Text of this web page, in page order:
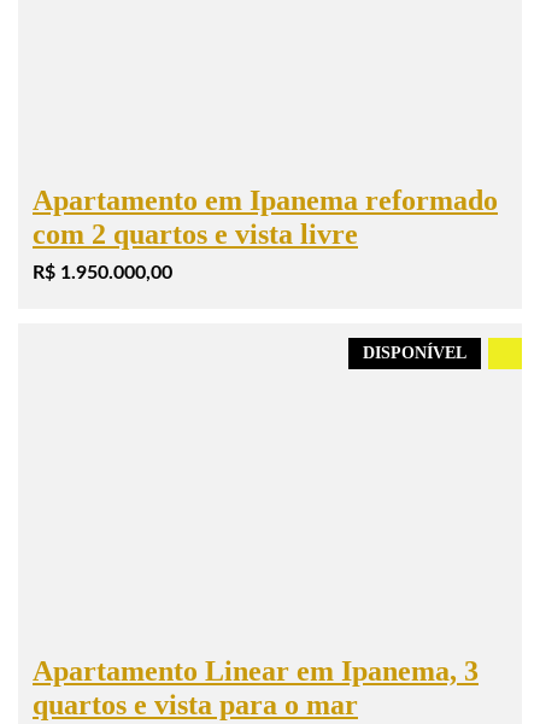
Apartamento em Ipanema reformado
com 2 quartos e vista livre
R$ 1.950.000,00
DISPONÍVEL
Apartamento Linear em Ipanema, 3
quartos e vista para o mar